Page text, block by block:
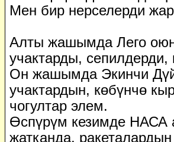
Мен бир нерселерди
Алты жашымда Лего
учактарды,
Он жашымда Экинчи
учактардын, көбүнчө
чогултар элем.
Өспүрүм кезимде НАСА
жатканда,